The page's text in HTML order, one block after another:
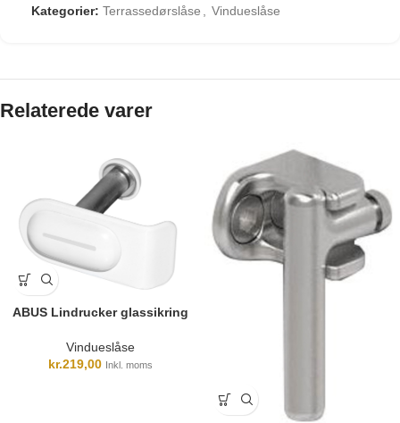
Kategorier: Terrassedørslåse , Vindueslåse
Relaterede varer
ABUS Lindrucker glassikring
Vindueslåse
kr.219,00 Inkl. moms